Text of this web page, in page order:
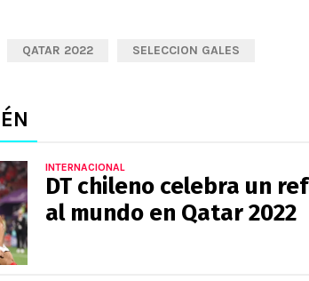
QATAR 2022 SELECCION GALES
INTERNACIONAL
DT chileno celebra un
al mundo en Qatar 2022